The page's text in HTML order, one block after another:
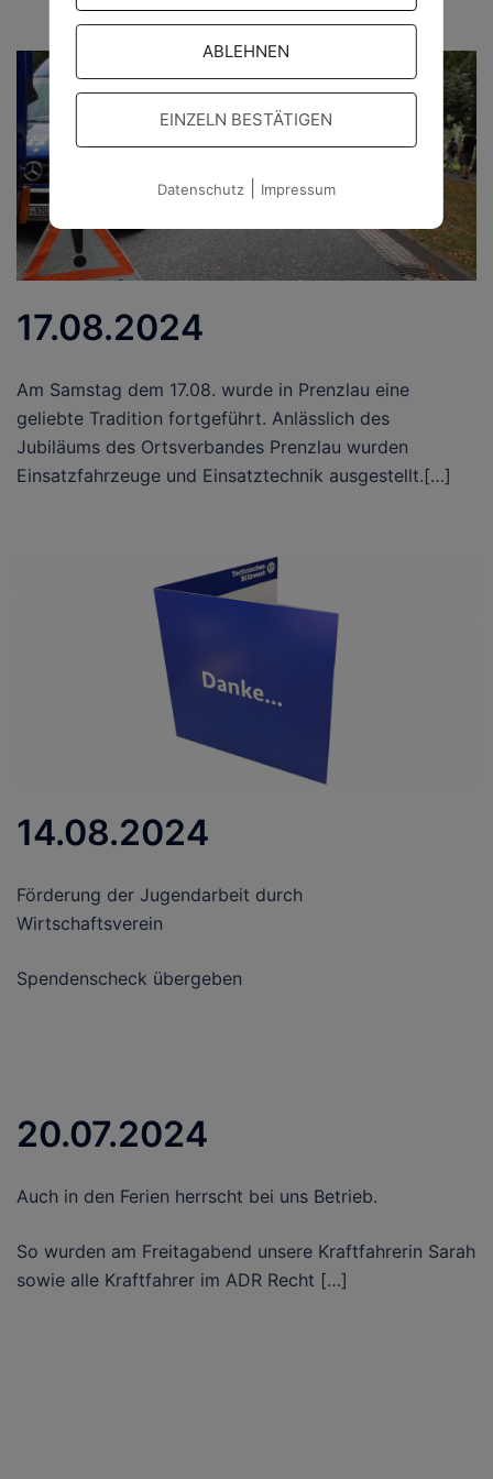
17.08.2024
Am Samstag dem 17.08. wurde in Prenzlau eine
geliebte Tradition fortgeführt. Anlässlich des
Jubiläums des Ortsverbandes Prenzlau wurden
Einsatzfahrzeuge und Einsatztechnik ausgestellt.[…]
14.08.2024
Förderung der Jugendarbeit durch
Wirtschaftsverein
Spendenscheck übergeben
20.07.2024
Auch in den Ferien herrscht bei uns Betrieb.
So wurden am Freitagabend unsere Kraftfahrerin Sarah
sowie alle Kraftfahrer im ADR Recht […]
ABLEHNEN
EINZELN BESTÄTIGEN
Datenschutz| Impressum